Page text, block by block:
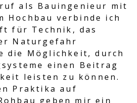
als Bauingenieur mit
Hochbau verbinde ich
für Technik, das
Naturgefahr
die Möglichkeit, durch
einen Beitrag
leisten zu können.
Praktika auf
geben mir ein